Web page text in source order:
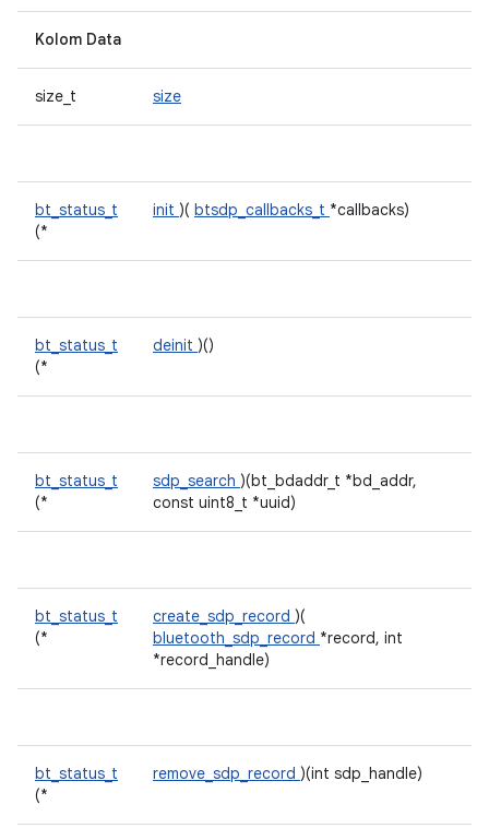
Kolom Data
size_t size
bt_status_t
(*
init )( btsdp_callbacks_t *callbacks)
bt_status_t
(*
deinit )()
bt_status_t
(*
sdp_search )(bt_bdaddr_t *bd_addr,
const uint8_t *uuid)
bt_status_t
(*
create_sdp_record )(
bluetooth_sdp_record *record, int
*record_handle)
bt_status_t
(*
remove_sdp_record )(int sdp_handle)